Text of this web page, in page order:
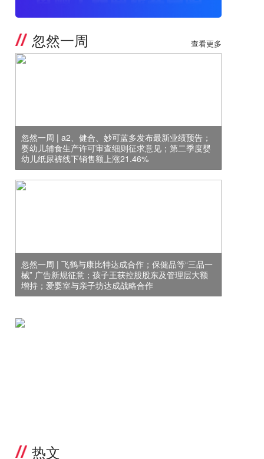
忽然一周 查看更多
忽然一周 | a2、健合、妙可蓝多发布最新业绩预告；
婴幼儿辅食生产许可审查细则征求意见；第二季度婴
幼儿纸尿裤线下销售额上涨21.46%
忽然一周 | 飞鹤与康比特达成合作；保健品等“三品一
械” 广告新规征意；孩子王获控股股东及管理层大额
增持；爱婴室与亲子坊达成战略合作
热文